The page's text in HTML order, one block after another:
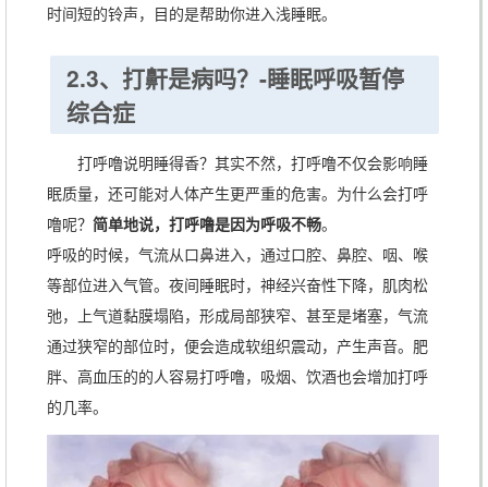
时间短的铃声，目的是帮助你进入浅睡眠。
2.3、打鼾是病吗？-睡眠呼吸暂停
综合症
打呼噜说明睡得香？其实不然，打呼噜不仅会影响睡
眠质量，还可能对人体产生更严重的危害。为什么会打呼
噜呢？ 简单地说，打呼噜是因为呼吸不畅。
呼吸的时候，气流从口鼻进入，通过口腔、鼻腔、咽、喉
等部位进入气管。夜间睡眠时，神经兴奋性下降，肌肉松
弛，上气道黏膜塌陷，形成局部狭窄、甚至是堵塞，气流
通过狭窄的部位时，便会造成软组织震动，产生声音。肥
胖、高血压的的人容易打呼噜，吸烟、饮酒也会增加打呼
的几率。